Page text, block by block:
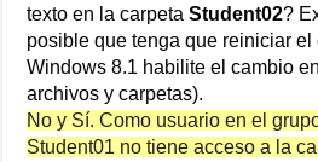
texto en la carpetaStudent02?
posible que tenga que reiniciar
Windows 8.1 habilite el cambio
archivos y carpetas).
No y Sí. Como usuario en el
Student01 no tiene acceso a la